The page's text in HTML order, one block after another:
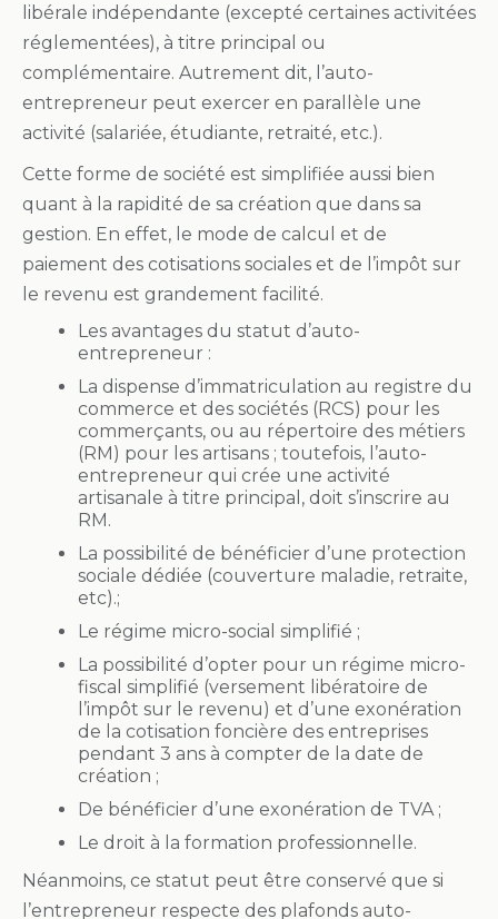
libérale indépendante (excepté certaines activitées
réglementées), à titre principal ou
complémentaire. Autrement dit, l’auto-
entrepreneur peut exercer en parallèle une
activité (salariée, étudiante, retraité, etc.).
Cette forme de société est simplifiée aussi bien
quant à la rapidité de sa création que dans sa
gestion. En effet, le mode de calcul et de
paiement des cotisations sociales et de l’impôt sur
le revenu est grandement facilité.
Les avantages du statut d’auto-
entrepreneur :
La dispense d’immatriculation au registre du
commerce et des sociétés (RCS) pour les
commerçants, ou au répertoire des métiers
(RM) pour les artisans ; toutefois, l’auto-
entrepreneur qui crée une activité
artisanale à titre principal, doit s’inscrire au
RM.
La possibilité de bénéficier d’une protection
sociale dédiée (couverture maladie, retraite,
etc).;
Le régime micro-social simplifié ;
La possibilité d’opter pour un régime micro-
fiscal simplifié (versement libératoire de
l’impôt sur le revenu) et d’une exonération
de la cotisation foncière des entreprises
pendant 3 ans à compter de la date de
création ;
De bénéficier d’une exonération de TVA ;
Le droit à la formation professionnelle.
Néanmoins, ce statut peut être conservé que si
l’entrepreneur respecte des plafonds auto-